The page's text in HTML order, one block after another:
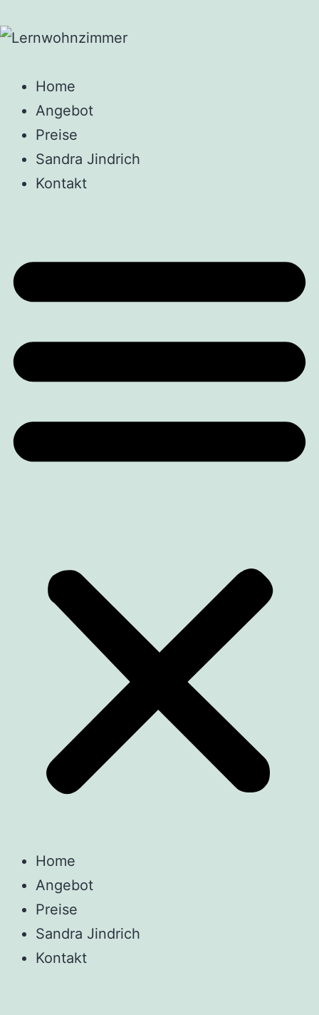
Home
Angebot
Preise
Sandra Jindrich
Kontakt
Home
Angebot
Preise
Sandra Jindrich
Kontakt